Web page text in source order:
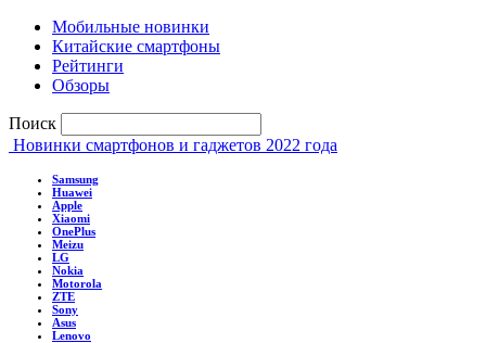
Мобильные новинки
Китайские смартфоны
Рейтинги
Обзоры
Поиск
Новинки смартфонов и гаджетов 2022 года
Samsung
Huawei
Apple
Xiaomi
OnePlus
Meizu
LG
Nokia
Motorola
ZTE
Sony
Asus
Lenovo